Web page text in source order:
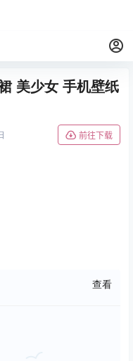
美少女 手机壁纸
前往下载
查看